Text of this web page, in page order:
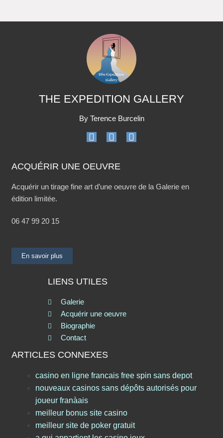
THE EXPEDITION GALLERY
By Terence Burcelin
ACQUÉRIR UNE OEUVRE
Acquérir un tirage fine art d’une oeuvre de la Galerie en
édition limitée.
06 47 99 20 15
En savoir plus
LIENS UTILES
Galerie
Acquérir une oeuvre
Biographie
Contact
ARTICLES CONNEXES
casino en ligne francais free spin sans depot
nouveaux casinos sans dépôts autorisés pour
joueur franàais
meilleur bonus site casino
meilleur site de poker gratuit